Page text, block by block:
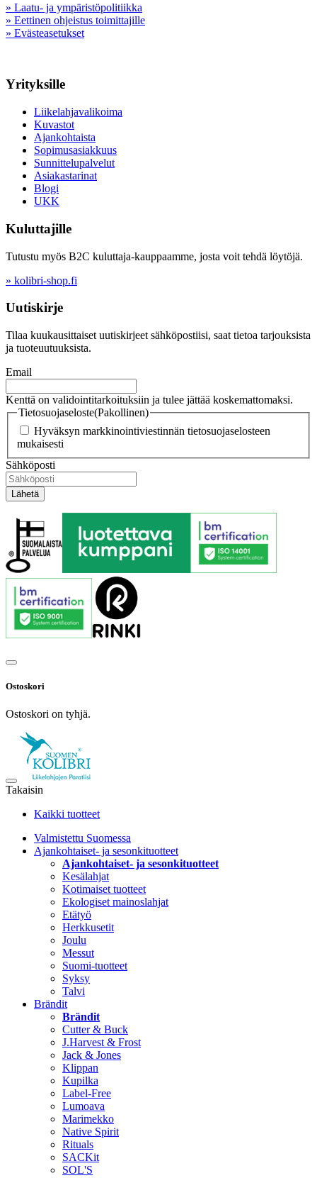
» Laatu- ja ympäristöpolitiikka
» Eettinen ohjeistus toimittajille
» Evästeasetukset
Yrityksille
Liikelahjavalikoima
Kuvastot
Ajankohtaista
Sopimusasiakkuus
Sunnittelupalvelut
Asiakastarinat
Blogi
UKK
Kuluttajille
Tutustu myös B2C kuluttaja-kauppaamme, josta voit tehdä löytöjä.
» kolibri-shop.fi
Uutiskirje
Tilaa kuukausittaiset uutiskirjeet sähköpostiisi, saat tietoa tarjouksista
ja tuoteuutuuksista.
Email
Kenttä on validointitarkoituksiin ja tulee jättää koskemattomaksi.
Tietosuojaseloste(Pakollinen)
Hyväksyn markkinointiviestinnän tietosuojaselosteen
mukaisesti
Sähköposti
Ostoskori
Ostoskori on tyhjä.
Takaisin
Kaikki tuotteet
Valmistettu Suomessa
Ajankohtaiset- ja sesonkituotteet
Ajankohtaiset- ja sesonkituotteet
Kesälahjat
Kotimaiset tuotteet
Ekologiset mainoslahjat
Etätyö
Herkkusetit
Joulu
Messut
Suomi-tuotteet
Syksy
Talvi
Brändit
Brändit
Cutter & Buck
J.Harvest & Frost
Jack & Jones
Klippan
Kupilka
Label-Free
Lumoava
Marimekko
Native Spirit
Rituals
SACKit
SOL'S